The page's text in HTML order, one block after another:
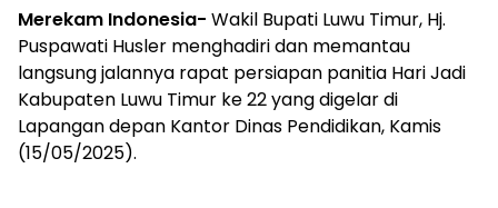
Merekam Indonesia- Wakil Bupati Luwu Timur, Hj.
Puspawati Husler menghadiri dan memantau
langsung jalannya rapat persiapan panitia Hari Jadi
Kabupaten Luwu Timur ke 22 yang digelar di
Lapangan depan Kantor Dinas Pendidikan, Kamis
(15/05/2025).